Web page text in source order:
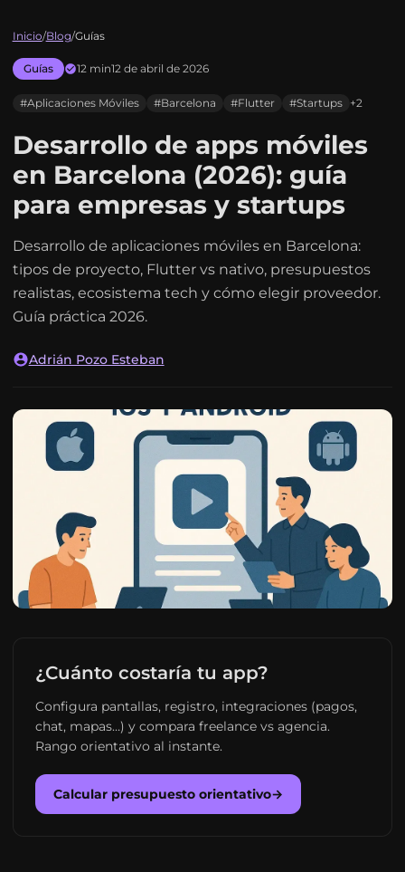
Inicio/Blog/Guías
Guías 12 min12 de abril de 2026
#Aplicaciones Móviles #Barcelona #Flutter #Startups +2
Desarrollo de apps móviles
en Barcelona (2026): guía
para empresas y startups
Desarrollo de aplicaciones móviles en Barcelona:
tipos de proyecto, Flutter vs nativo, presupuestos
realistas, ecosistema tech y cómo elegir proveedor.
Guía práctica 2026.
Adrián Pozo Esteban
¿Cuánto costaría tu app?
Configura pantallas, registro, integraciones (pagos,
chat, mapas…) y compara freelance vs agencia.
Rango orientativo al instante.
Calcular presupuesto orientativo→